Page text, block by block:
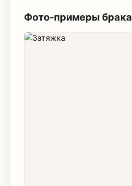
Фото-примеры брака